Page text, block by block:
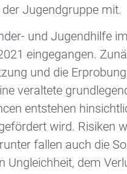
Jugendgruppe mit.
und Jugendhilfe
eingegangen.
und die
veraltete
entstehen
wird. Risiken
fallen auch die
Ungleichheit, dem